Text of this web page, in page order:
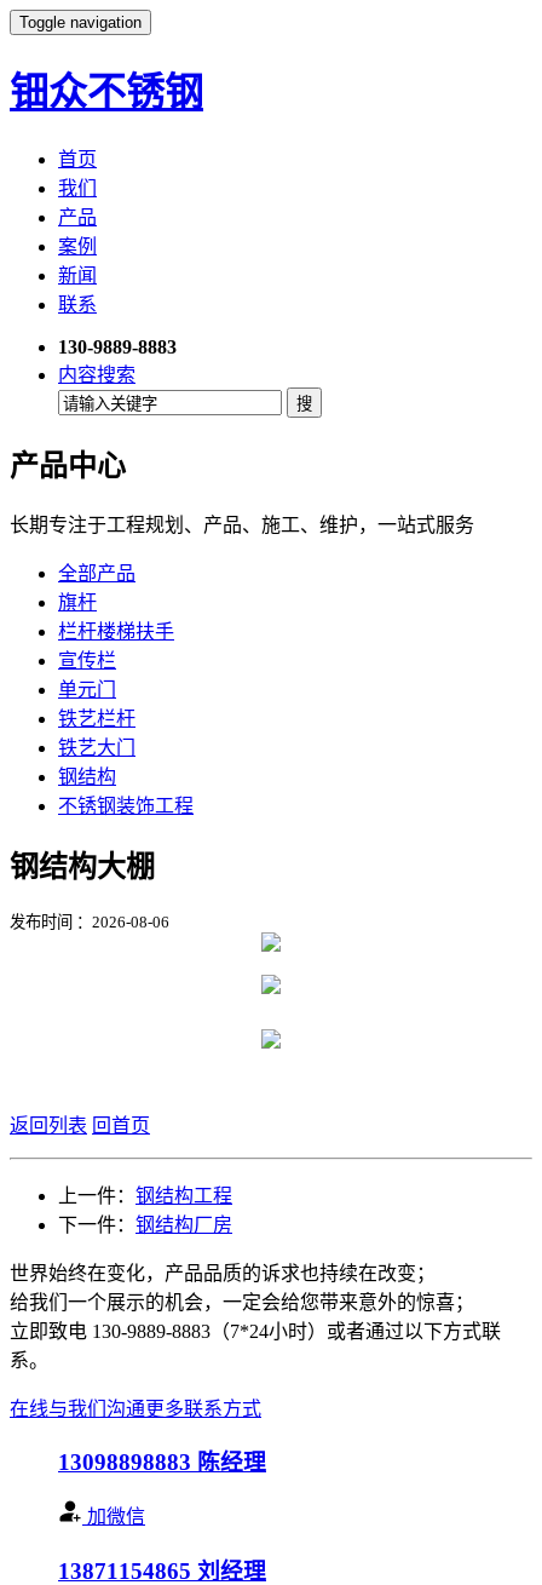
Toggle navigation
钿众不锈钢
首页
我们
产品
案例
新闻
联系
130-9889-8883
内容搜索
产品中心
长期专注于工程规划、产品、施工、维护，一站式服务
全部产品
旗杆
栏杆楼梯扶手
宣传栏
单元门
铁艺栏杆
铁艺大门
钢结构
不锈钢装饰工程
钢结构大棚
发布时间 ：2026-08-06
返回列表 回首页
上一件： 钢结构工程
下一件： 钢结构厂房
世界始终在变化，产品品质的诉求也持续在改变；
给我们一个展示的机会，一定会给您带来意外的惊喜；
立即致电 130-9889-8883（7*24小时）或者通过以下方式联
系。
在线与我们沟通更多联系方式
13098898883 陈经理
加微信
13871154865 刘经理